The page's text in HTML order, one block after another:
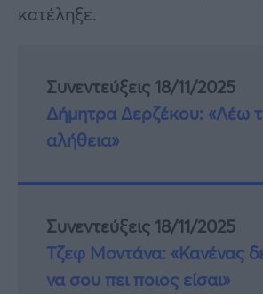
κατέληξε.
Συνεντεύξεις 18/11/2025
Δήμητρα Δερζέκου: «Λέω
αλήθεια»
Συνεντεύξεις 18/11/2025
Τζεφ Μοντάνα: «Κανένας
να σου πει ποιος είσαι»